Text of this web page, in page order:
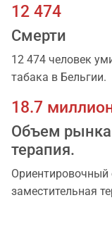
12 474
Смерти
12 474 человек
табакa в Бельгии.
18.7
Объем рынка
терапия.
заместительная